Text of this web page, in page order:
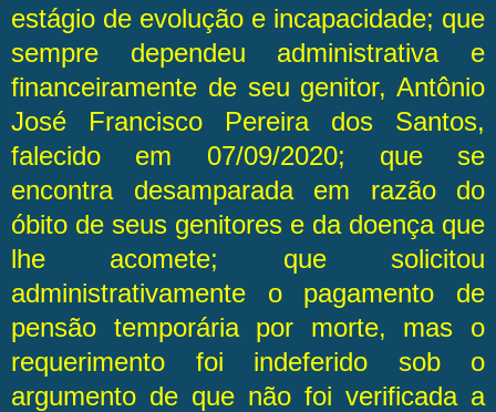
estágio de evolução e incapacidade; que
sempre dependeu administrativa e
financeiramente de seu genitor, Antônio
José Francisco Pereira dos Santos,
falecido em 07/09/2020; que se
encontra desamparada em razão do
óbito de seus genitores e da doença que
lhe acomete; que solicitou
administrativamente o pagamento de
pensão temporária por morte, mas o
requerimento foi indeferido sob o
argumento de que não foi verificada a